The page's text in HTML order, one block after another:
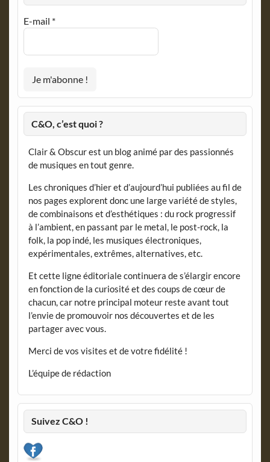
E-mail *
C&O, c’est quoi ?
Clair & Obscur est un blog animé par des passionnés
de musiques en tout genre.
Les chroniques d’hier et d’aujourd’hui publiées au fil de
nos pages explorent donc une large variété de styles,
de combinaisons et d’esthétiques : du rock progressif
à l’ambient, en passant par le metal, le post-rock, la
folk, la pop indé, les musiques électroniques,
expérimentales, extrêmes, alternatives, etc.
Et cette ligne éditoriale continuera de s’élargir encore
en fonction de la curiosité et des coups de cœur de
chacun, car notre principal moteur reste avant tout
l’envie de promouvoir nos découvertes et de les
partager avec vous.
Merci de vos visites et de votre fidélité !
L’équipe de rédaction
Suivez C&O !